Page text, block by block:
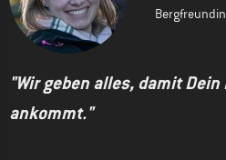
"Wir geben alles, damit
ankommt."